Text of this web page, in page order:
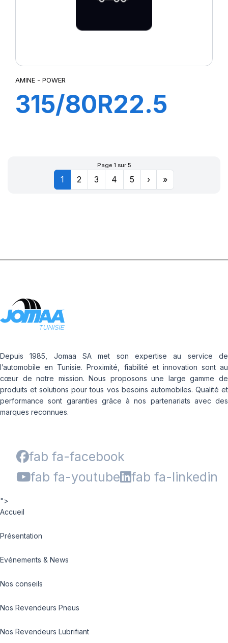
AMINE - POWER
315/80R22.5
154/150M
Page 1 sur 5
1 2 3 4 5 › »
Depuis 1985, Jomaa SA met son expertise au service de
l’automobile en Tunisie. Proximité, fiabilité et innovation sont au
cœur de notre mission. Nous proposons une large gamme de
produits et solutions pour tous vos besoins automobiles. Qualité et
performance sont garanties grâce à nos partenariats avec des
marques reconnues.
fab fa-facebook
fab fa-youtube
fab fa-linkedin
">
Accueil
Présentation
Evénements & News
Nos conseils
Nos Revendeurs Pneus
Nos Revendeurs Lubrifiant